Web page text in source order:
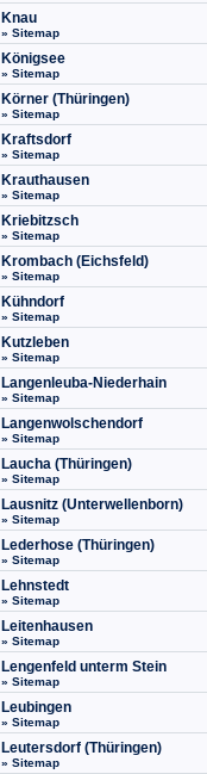
Knau
» Sitemap
Königsee
» Sitemap
Körner (Thüringen)
» Sitemap
Kraftsdorf
» Sitemap
Krauthausen
» Sitemap
Kriebitzsch
» Sitemap
Krombach (Eichsfeld)
» Sitemap
Kühndorf
» Sitemap
Kutzleben
» Sitemap
Langenleuba-Niederhain
» Sitemap
Langenwolschendorf
» Sitemap
Laucha (Thüringen)
» Sitemap
Lausnitz (Unterwellenborn)
» Sitemap
Lederhose (Thüringen)
» Sitemap
Lehnstedt
» Sitemap
Leitenhausen
» Sitemap
Lengenfeld unterm Stein
» Sitemap
Leubingen
» Sitemap
Leutersdorf (Thüringen)
» Sitemap